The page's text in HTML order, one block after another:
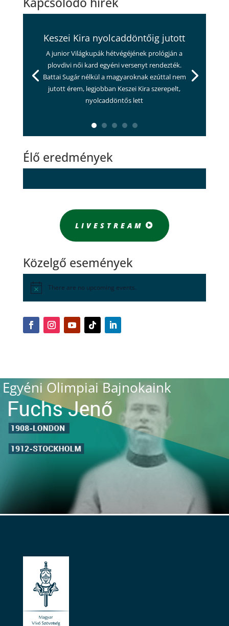
Keszei Kira nyolcaddöntőig jutott
A junior Világkupák hétvégéjének prológján a
plovdivi női kard egyéni versenyt rendezték.
Battai Sugár nélkül a magyaroknak ezúttal nem
jutott érem, legjobban Keszei Kira szerepelt,
nyolcaddöntős lett
Élő eredmények
LIVESTREAM
Közelgő események
There are no upcoming events.
Egyéni Olimpiai Bajnokaink